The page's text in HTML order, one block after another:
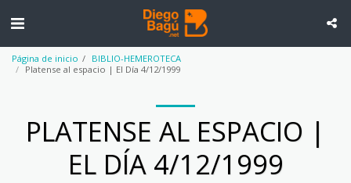
Página de inicio
BIBLIO-HEMEROTECA
Platense al espacio | El Día 4/12/1999
PLATENSE AL ESPACIO |
EL DÍA 4/12/1999